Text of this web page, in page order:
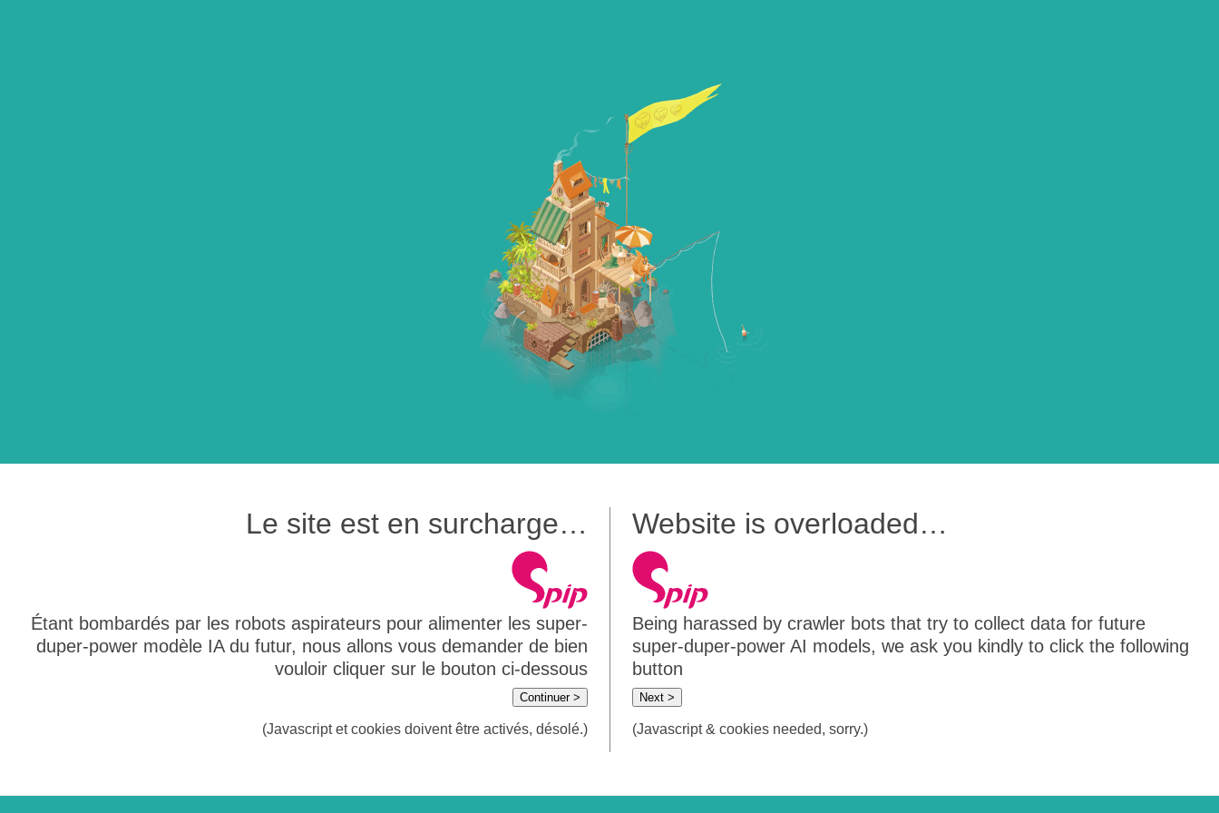
Le site est en surcharge…
Étant bombardés par les robots aspirateurs pour alimenter les super-
duper-power modèle IA du futur, nous allons vous demander de bien
vouloir cliquer sur le bouton ci-dessous
Continuer >
(Javascript et cookies doivent être activés, désolé.)
Website is overloaded…
Being harassed by crawler bots that try to collect data for future
super-duper-power AI models, we ask you kindly to click the following
button
Next >
(Javascript & cookies needed, sorry.)